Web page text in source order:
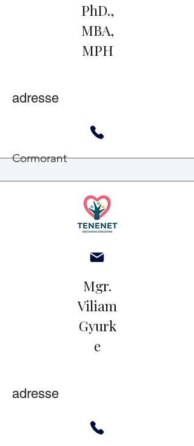
PhD.,
MBA,
MPH
adresse
Cormorant
Mgr.
Viliam
Gyurk
e
adresse